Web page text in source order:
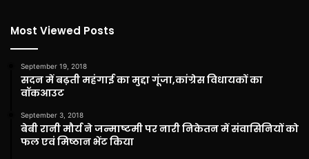
Most Viewed Posts
September 19, 2018
सदन में बढ़ती महंगाई का मुद्दा गूंजा,कांग्रेस विधायकों का
वॉकआउट
September 3, 2018
बेबी रानी मौर्य ने जन्माष्टमी पर नारी निकेतन में संवासिनियों को
फल एवं मिष्ठान भेंट किया